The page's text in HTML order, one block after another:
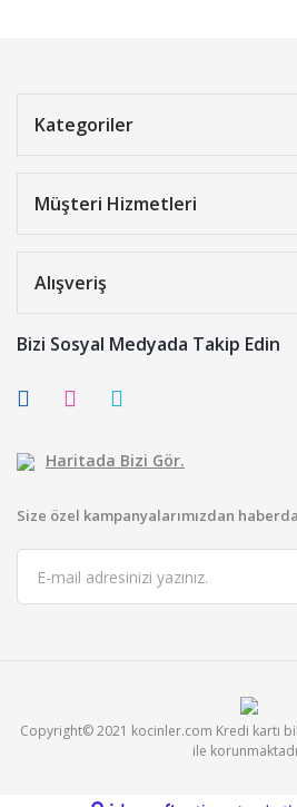
Kategoriler
Müşteri Hizmetleri
Alışveriş
Bizi Sosyal Medyada Takip Edin
Haritada Bizi Gör.
Size özel kampanyalarımızdan
Copyright© 2021 kocinler.com Kredi kartı
ile